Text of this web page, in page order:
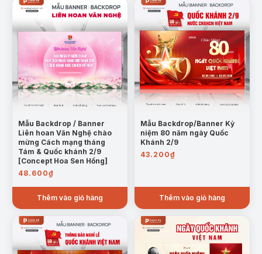
Mẫu Backdrop / Banner
Liên hoan Văn Nghệ chào
mừng Cách mạng tháng
Tám & Quốc khánh 2/9
[Concept Hoa Sen Hồng]
48.600₫
Thêm vào giỏ hàng
Mẫu Backdrop/Banner Kỷ
niệm 80 năm ngày Quốc
Khánh 2/9
43.200₫
Thêm vào giỏ hàng